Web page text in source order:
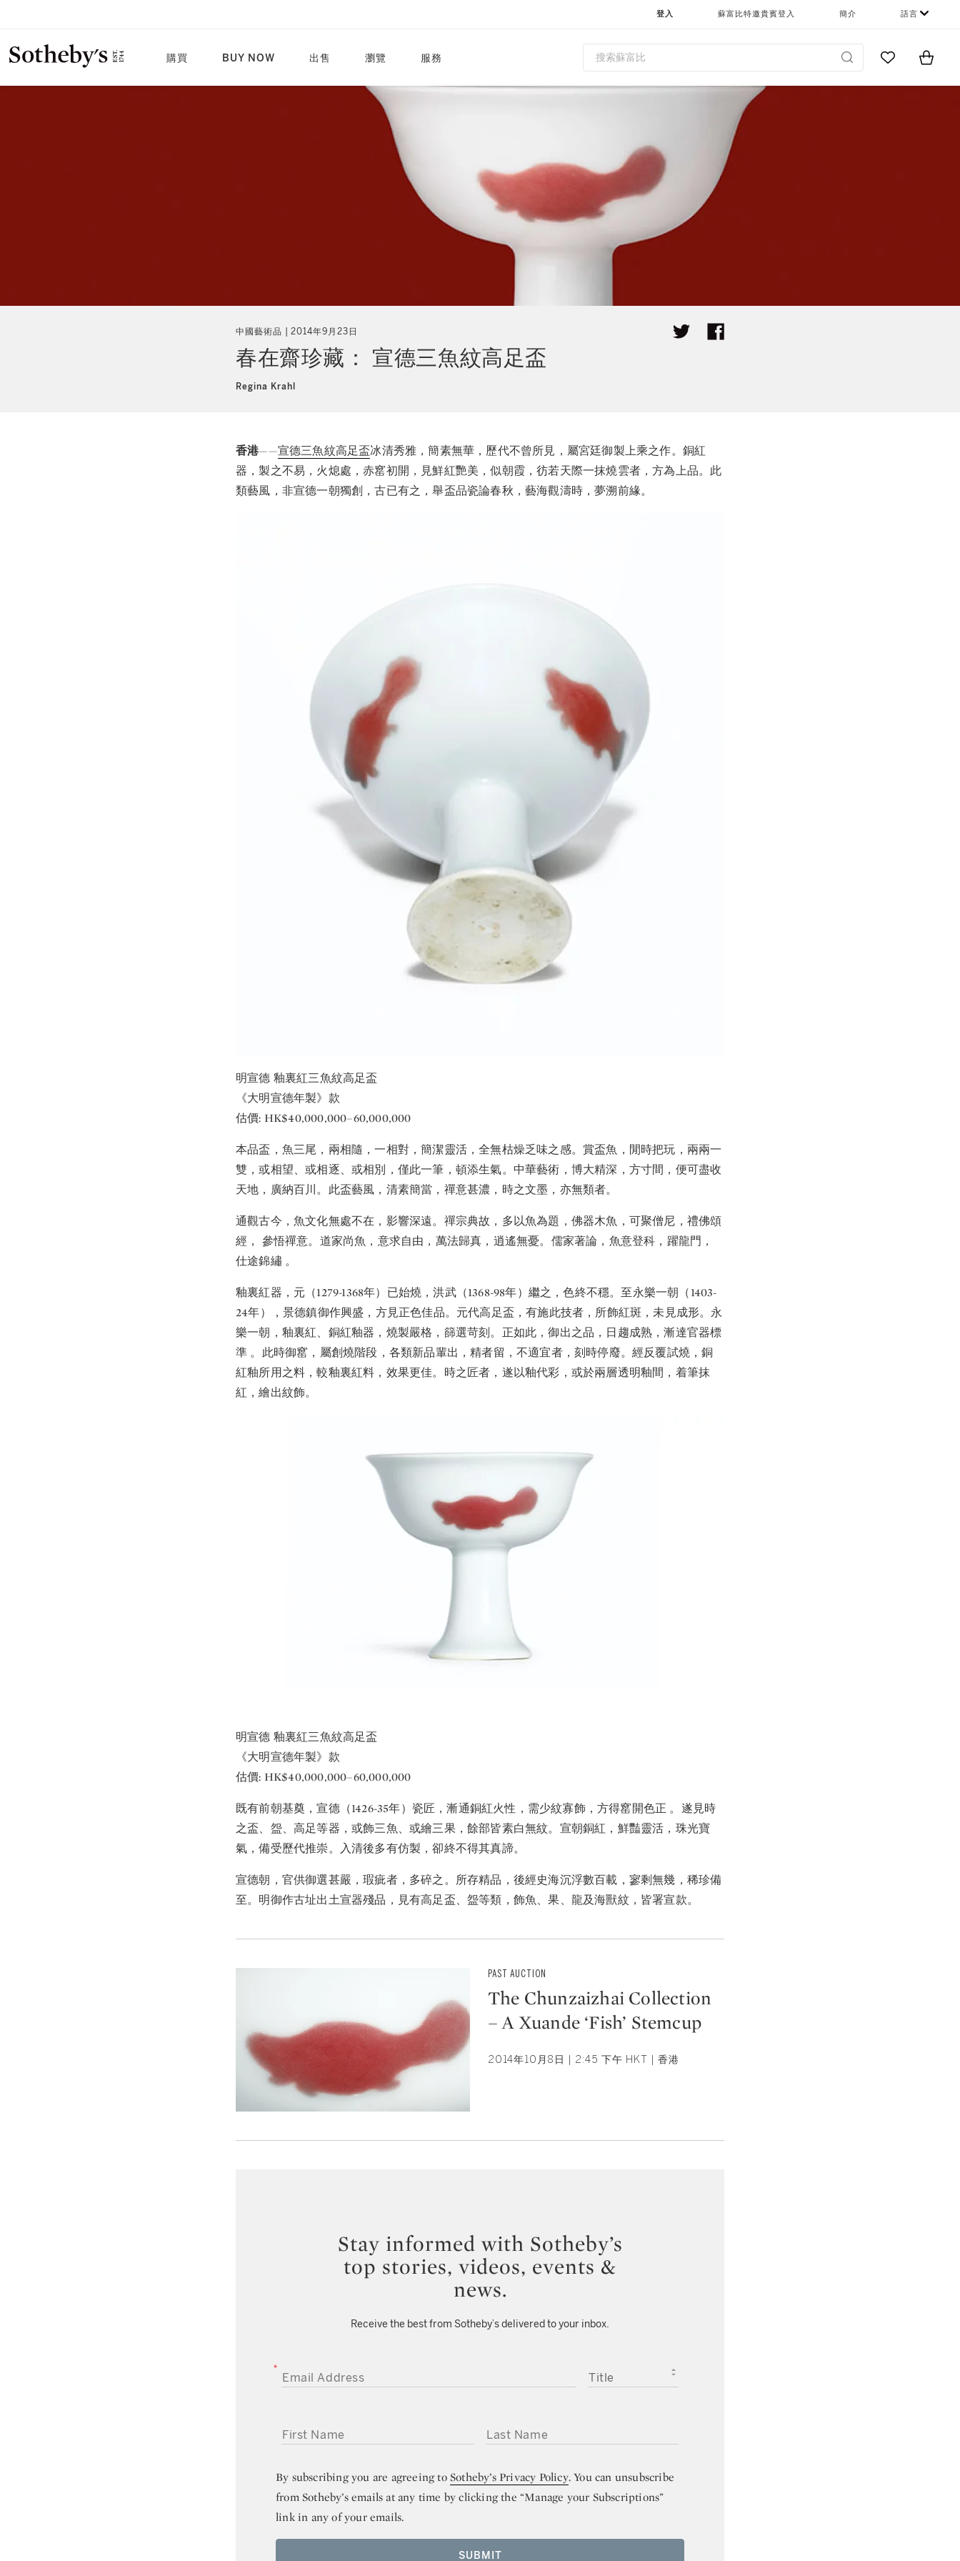
購買 BUY NOW 出售 瀏覽 服務
登入 蘇富比特邀貴賓登入 簡介 語言
Go to MyItems
中國藝術品 2014年9月23日
春在齋珍藏： 宣德三魚紋高足盃
Regina Krahl
香港——宣德三魚紋高足盃冰清秀雅，簡素無華，歷代不曾所見，屬宮廷御製上乘之作。銅紅
器，製之不易，火熄處，赤窰初開，見鮮紅艷美，似朝霞，彷若天際一抹燒雲者，方為上品。此
類藝風，非宣德一朝獨創，古已有之，舉盃品瓷論春秋，藝海觀濤時，夢溯前緣。
明宣德 釉裏紅三魚紋高足盃
《大明宣德年製》款
估價: HK$40,000,000–60,000,000
本品盃，魚三尾，兩相隨，一相對，簡潔靈活，全無枯燥乏味之感。賞盃魚，閒時把玩，兩兩一
雙，或相望、或相逐、或相別，僅此一筆，頓添生氣。中華藝術，博大精深，方寸間，便可盡收
天地，廣納百川。此盃藝風，清素簡當，禪意甚濃，時之文墨，亦無類者。
通觀古今，魚文化無處不在，影響深遠。禪宗典故，多以魚為題，佛器木魚，可聚僧尼，禮佛頌
經， 參悟禪意。道家尚魚，意求自由，萬法歸真，逍遙無憂。儒家著論，魚意登科，躍龍門，
仕途錦繡 。
釉裏紅器，元（1279-1368年）已始燒，洪武（1368-98年）繼之，色終不穩。至永樂一朝（1403-
24年），景德鎮御作興盛，方見正色佳品。元代高足盃，有施此技者，所飾紅斑，未見成形。永
樂一朝，釉裏紅、銅紅釉器，燒製嚴格，篩選苛刻。正如此，御出之品，日趨成熟，漸達官器標
準 。此時御窰，屬創燒階段，各類新品輩出，精者留，不適宜者，刻時停廢。經反覆試燒，銅
紅釉所用之料，較釉裏紅料，效果更佳。時之匠者，遂以釉代彩，或於兩層透明釉間，着筆抹
紅，繪出紋飾。
明宣德 釉裏紅三魚紋高足盃
《大明宣德年製》款
估價: HK$40,000,000–60,000,000
既有前朝基奠，宣德（1426-35年）瓷匠，漸通銅紅火性，需少紋寡飾，方得窰開色正 。遂見時
之盃、盌、高足等器，或飾三魚、或繪三果，餘部皆素白無紋。宣朝銅紅，鮮豔靈活，珠光寶
氣，備受歷代推崇。入清後多有仿製，卻終不得其真諦。
宣德朝，官供御選甚嚴，瑕疵者，多碎之。所存精品，後經史海沉浮數百載，寥剩無幾，稀珍備
至。明御作古址出土宣器殘品，見有高足盃、盌等類，飾魚、果、龍及海獸紋，皆署宣款。
PAST AUCTION
The Chunzaizhai Collection
– A Xuande ‘Fish’ Stemcup
2014年10月8日 | 2:45 下午 HKT | 香港
Stay informed with Sotheby’s
top stories, videos, events &
news.
Receive the best from Sotheby’s delivered to your inbox.
By subscribing you are agreeing toSotheby’s Privacy Policy. You can unsubscribe
from Sotheby’s emails at any time by clicking the “Manage your Subscriptions”
link in any of your emails.
SUBMIT